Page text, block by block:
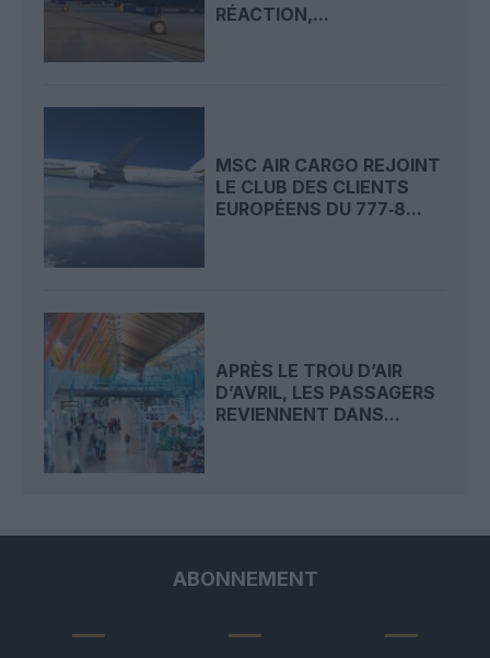
RÉACTION,...
MSC AIR CARGO REJOINT
LE CLUB DES CLIENTS
EUROPÉENS DU 777‑8...
APRÈS LE TROU D’AIR
D’AVRIL, LES PASSAGERS
REVIENNENT DANS...
ABONNEMENT